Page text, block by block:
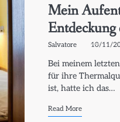
Mein
Salvatore 10/11/
Bei meinem
für ihre
ist, hatte ich das…
Read More